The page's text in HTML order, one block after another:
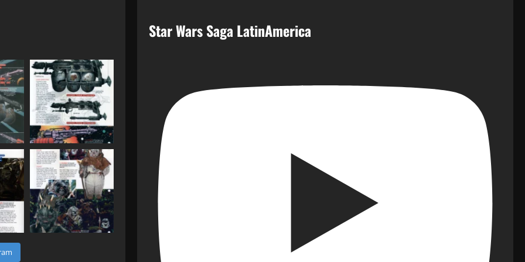
Star Wars Saga LatinAmerica